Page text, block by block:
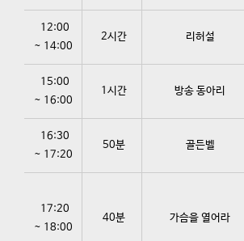
12:00
~ 14:00
2시간 리허설
15:00
~ 16:00
1시간 방송 동아리
16:30
~ 17:20
50분 골든벨
17:20
~ 18:00
40분 가슴을 열어라